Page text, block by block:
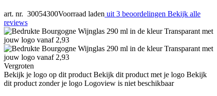
art. nr. 30054300Voorraad laden uit 3 beoordelingen Bekijk alle
reviews
Vergroten
Bekijk je logo op dit product Bekijk dit product met je logo Bekijk
dit product zonder je logo Logoview is niet beschikbaar